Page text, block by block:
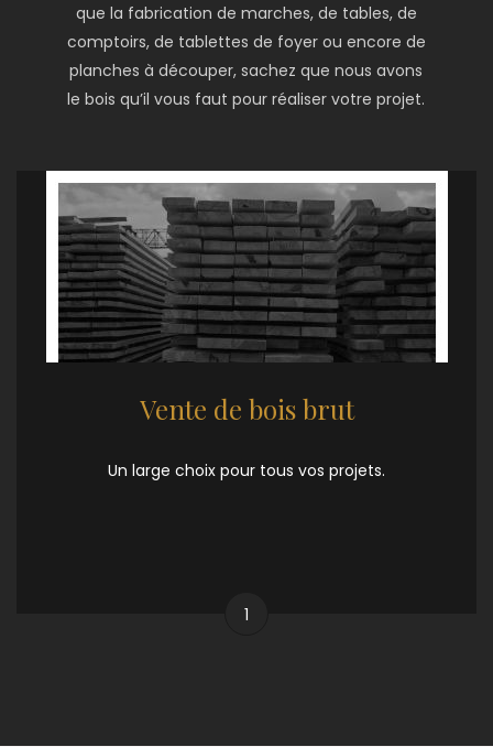
que la fabrication de marches, de tables, de
comptoirs, de tablettes de foyer ou encore de
planches à découper, sachez que nous avons
le bois qu’il vous faut pour réaliser votre projet.
Vente de bois brut
Un large choix pour tous vos projets.
1